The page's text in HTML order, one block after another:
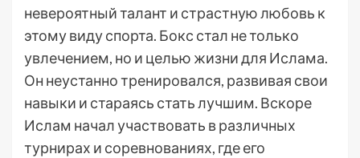
невероятный талант и страстную любовь к
этому виду спорта. Бокс стал не только
увлечением, но и целью жизни для Ислама.
Он неустанно тренировался, развивая свои
навыки и стараясь стать лучшим. Вскоре
Ислам начал участвовать в различных
турнирах и соревнованиях, где его